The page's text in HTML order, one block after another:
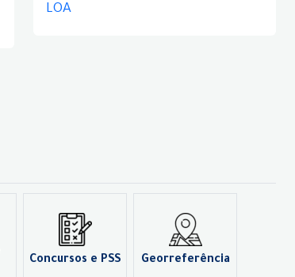
LOA
Concursos e PSS Georreferência